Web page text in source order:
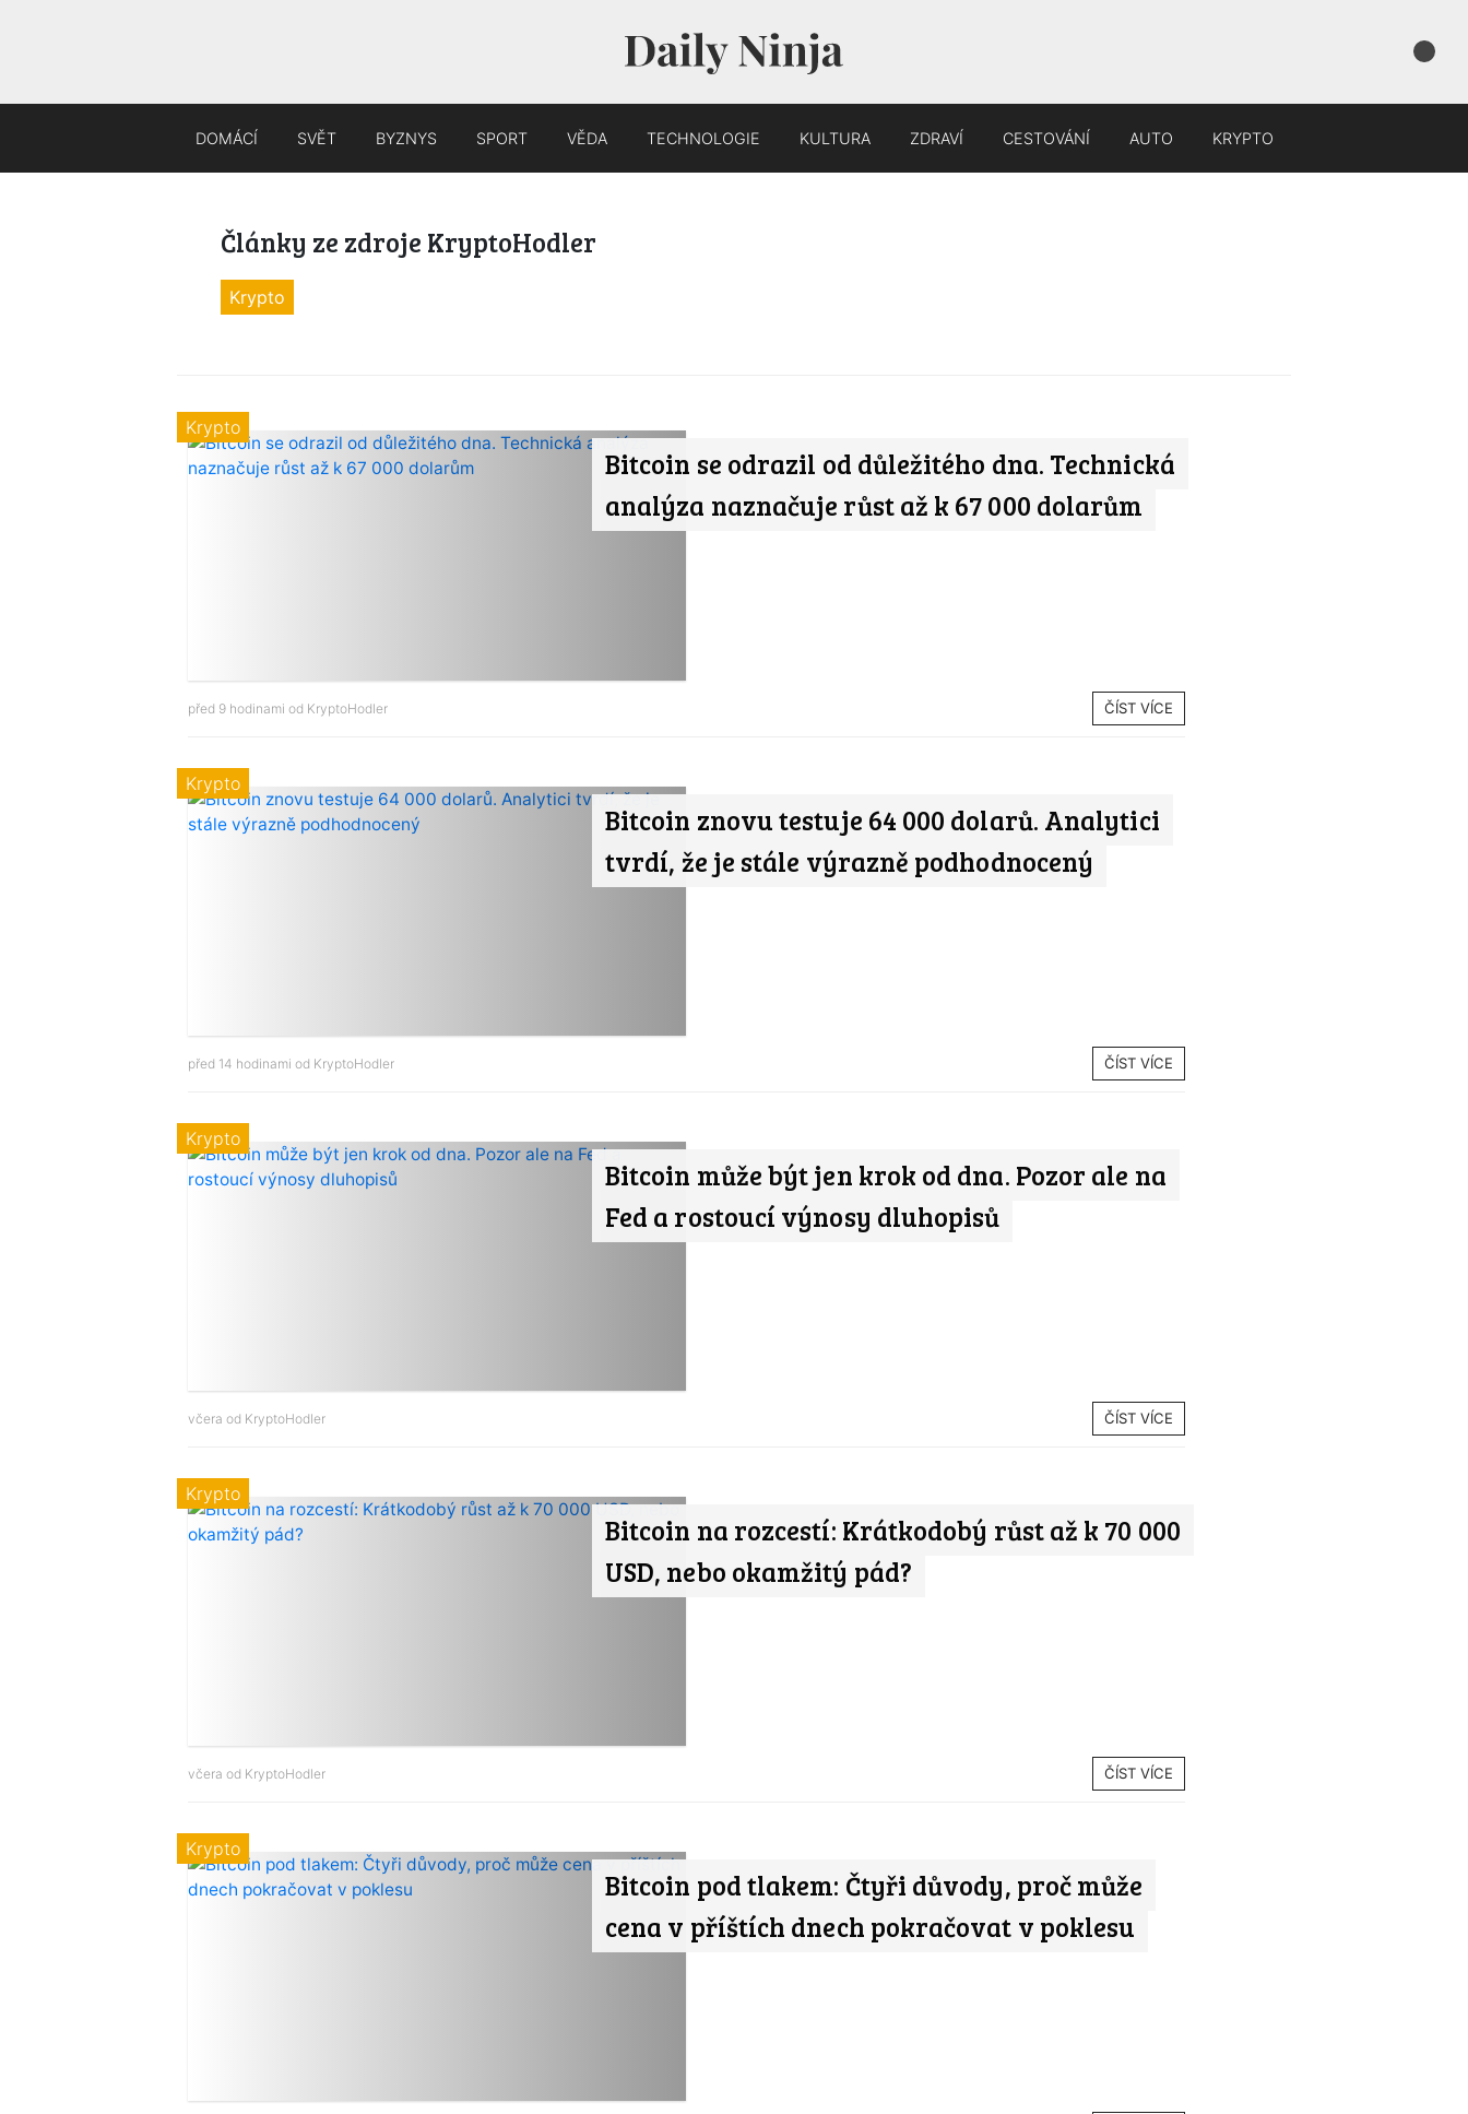
DOMÁCÍ SVĚT BYZNYS SPORT VĚDA TECHNOLOGIE KULTURA ZDRAVÍ CESTOVÁNÍ AUTO KRYPTO
Články ze zdroje KryptoHodler
Krypto
Bitcoin se odrazil od důležitého dna. Technická
analýza naznačuje růst až k 67 000 dolarům
Krypto
před 9 hodinami od KryptoHodler ČÍST VÍCE
Bitcoin znovu testuje 64 000 dolarů. Analytici
tvrdí, že je stále výrazně podhodnocený
Krypto
před 14 hodinami od KryptoHodler ČÍST VÍCE
Bitcoin může být jen krok od dna. Pozor ale na
Fed a rostoucí výnosy dluhopisů
Krypto
včera od KryptoHodler ČÍST VÍCE
Bitcoin na rozcestí: Krátkodobý růst až k 70 000
USD, nebo okamžitý pád?
Krypto
včera od KryptoHodler ČÍST VÍCE
Bitcoin pod tlakem: Čtyři důvody, proč může
cena v příštích dnech pokračovat v poklesu
Krypto